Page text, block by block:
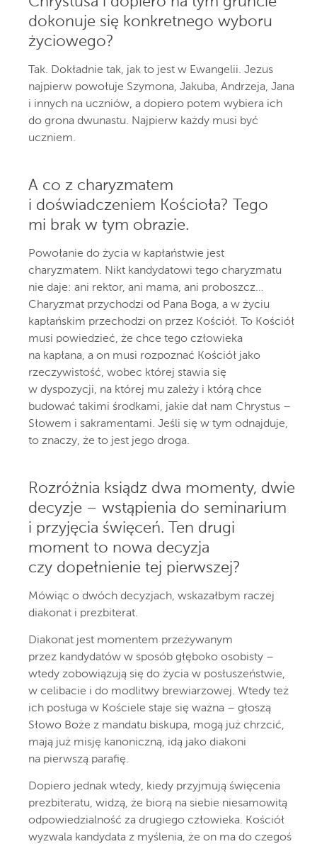
dokonuje się konkretnego wyboru
życiowego?
Tak. Dokładnie tak, jak to jest w Ewangelii. Jezus
najpierw powołuje Szymona, Jakuba, Andrzeja, Jana
i innych na uczniów, a dopiero potem wybiera ich
do grona dwunastu. Najpierw każdy musi być
uczniem.
A co z charyzmatem
i doświadczeniem Kościoła? Tego
mi brak w tym obrazie.
Powołanie do życia w kapłaństwie jest
charyzmatem. Nikt kandydatowi tego charyzmatu
nie daje: ani rektor, ani mama, ani proboszcz…
Charyzmat przychodzi od Pana Boga, a w życiu
kapłańskim przechodzi on przez Kościół. To Kościół
musi powiedzieć, że chce tego człowieka
na kapłana, a on musi rozpoznać Kościół jako
rzeczywistość, wobec której stawia się
w dyspozycji, na której mu zależy i którą chce
budować takimi środkami, jakie dał nam Chrystus –
Słowem i sakramentami. Jeśli się w tym odnajduje,
to znaczy, że to jest jego droga.
Rozróżnia ksiądz dwa momenty, dwie
decyzje – wstąpienia do seminarium
i przyjęcia święceń. Ten drugi
moment to nowa decyzja
czy dopełnienie tej pierwszej?
Mówiąc o dwóch decyzjach, wskazałbym raczej
diakonat i prezbiterat.
Diakonat jest momentem przeżywanym
przez kandydatów w sposób głęboko osobisty –
wtedy zobowiązują się do życia w posłuszeństwie,
w celibacie i do modlitwy brewiarzowej. Wtedy też
ich posługa w Kościele staje się ważna – głoszą
Słowo Boże z mandatu biskupa, mogą już chrzcić,
mają już misję kanoniczną, idą jako diakoni
na pierwszą parafię.
Dopiero jednak wtedy, kiedy przyjmują święcenia
prezbiteratu, widzą, że biorą na siebie niesamowitą
odpowiedzialność za drugiego człowieka. Kościół
wyzwala kandydata z myślenia, że on ma do czegoś